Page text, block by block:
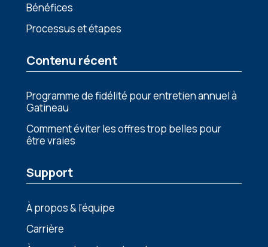
Bénéfices
Processus et étapes
Contenu récent
Programme de fidélité pour entretien annuel à
Gatineau
Comment éviter les offres trop belles pour
être vraies
Support
À propos & l’équipe
Carrière